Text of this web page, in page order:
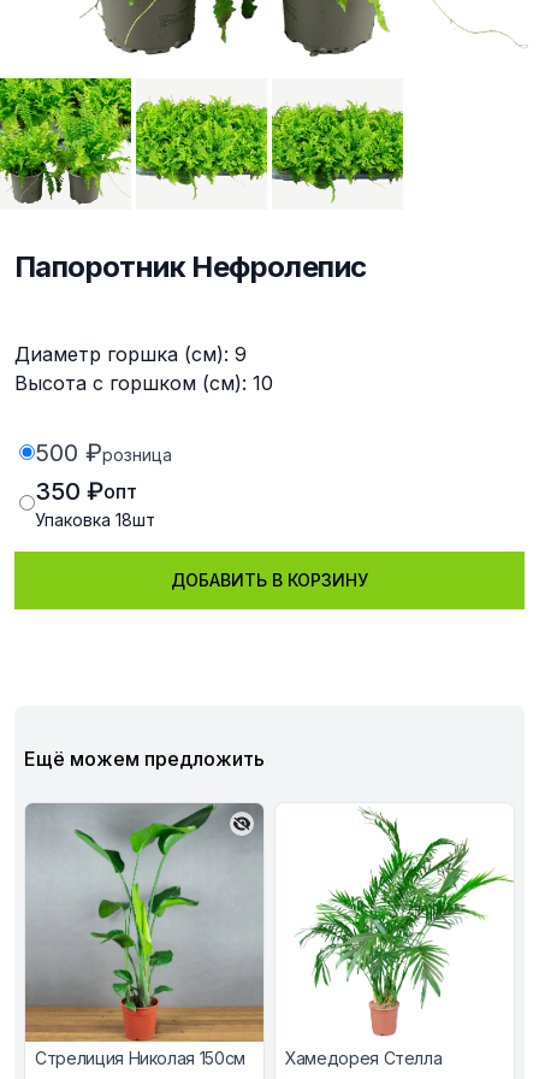
Папоротник Нефролепис
Диаметр горшка (см): 9
Высота с горшком (см): 10
500 ₽розница
350 ₽опт
Упаковка 18шт
ДОБАВИТЬ В КОРЗИНУ
Ещё можем предложить
Стрелиция Николая 150см Хамедорея Стелла